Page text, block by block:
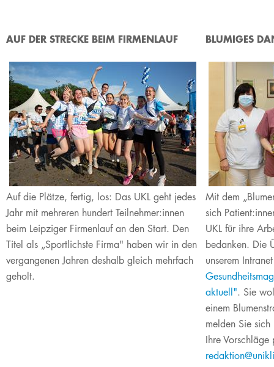
​AUF DER ST​RECKE BEIM FIRMENLAUF
Auf die Plätze, fertig, los: Das UKL geht je​des
Jahr mit mehreren hundert Teilnehmer:innen
beim Leipziger Firmenlauf an den Start. Den
Titel als „Sportlichste Firma" haben wir in den
vergangenen Jahren deshalb gleich mehrfach
geholt.​
BLUMIGES
Mit dem
sich
UKL für ihre
bedanken.​ Die
unserem
aktuell". Sie
einem
melden Sie
Ihre